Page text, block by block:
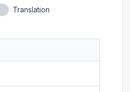
Translation